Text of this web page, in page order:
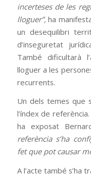
incerteses de les
lloguer”, ha
un desequilibri
d’inseguretat
També dificultarà
lloguer a les
recurrents.
Un dels temes que
l’índex de referència.
ha exposat
referència s’ha
fet que pot causar
A l’acte també s’ha